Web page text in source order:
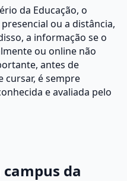
da Educação, o
ou a distância,
a informação se o
ou online não
antes de
cursar, é sempre
e avaliada pelo
da